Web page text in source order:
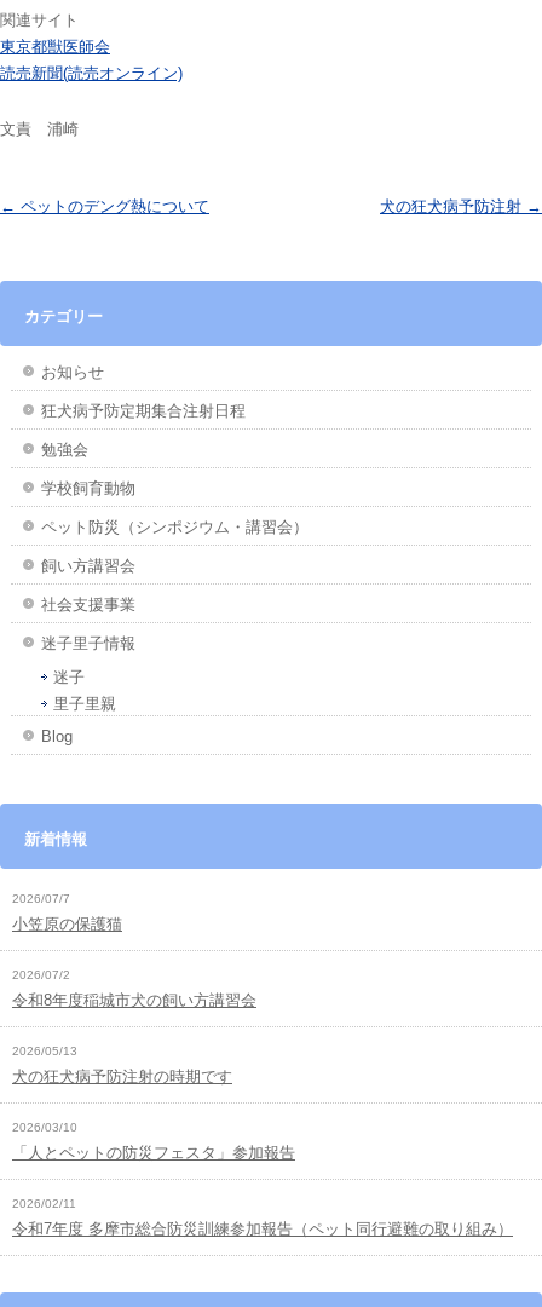
関連サイト
東京都獣医師会
読売新聞(読売オンライン)
文責 浦崎
投稿ナビゲーション
← ペットのデング熱について 犬の狂犬病予防注射 →
カテゴリー
お知らせ
狂犬病予防定期集合注射日程
勉強会
学校飼育動物
ペット防災（シンポジウム・講習会）
飼い方講習会
社会支援事業
迷子里子情報
迷子
里子里親
Blog
新着情報
2026/07/7
小笠原の保護猫
2026/07/2
令和8年度稲城市犬の飼い方講習会
2026/05/13
犬の狂犬病予防注射の時期です
2026/03/10
「人とペットの防災フェスタ」参加報告
2026/02/11
令和7年度 多摩市総合防災訓練参加報告（ペット同行避難の取り組み）